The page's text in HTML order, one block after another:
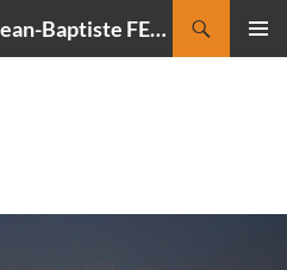
CIELMANIA : le blog de Jean-Baptiste FELDMANN, photographe du ciel